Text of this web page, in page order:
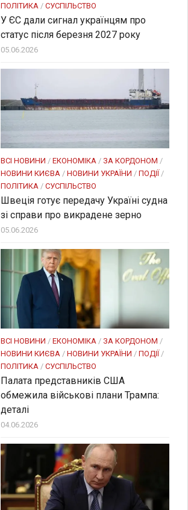
ПОЛІТИКА / СУСПІЛЬСТВО
У ЄС дали сигнал українцям про
статус після березня 2027 року
05.06.2026
ВСІ НОВИНИ / ЕКОНОМІКА / ЗА КОРДОНОМ /
НОВИНИ КИЄВА / НОВИНИ УКРАЇНИ / ПОДІЇ/
ПОЛІТИКА / СУСПІЛЬСТВО
Швеція готує передачу Україні судна
зі справи про викрадене зерно
05.06.2026
ВСІ НОВИНИ / ЕКОНОМІКА / ЗА КОРДОНОМ /
НОВИНИ КИЄВА / НОВИНИ УКРАЇНИ / ПОДІЇ/
ПОЛІТИКА / СУСПІЛЬСТВО
Палата представників США
обмежила військові плани Трампа:
деталі
04.06.2026